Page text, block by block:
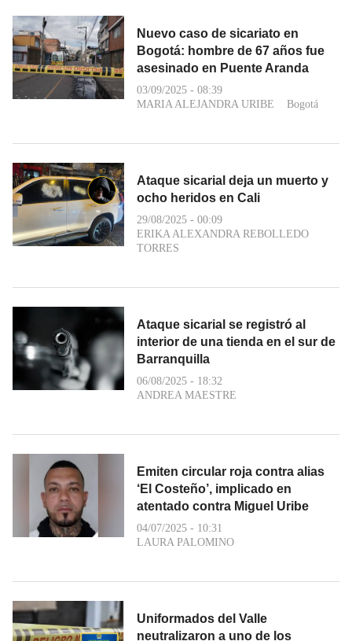
Nuevo caso de sicariato en
Bogotá: hombre de 67 años fue
asesinado en Puente Aranda
03/09/2025 - 08:39
MARIA ALEJANDRA URIBE
Bogotá
Ataque sicarial deja un muerto y
ocho heridos en Cali
29/08/2025 - 00:09
ERIKA ALEXANDRA REBOLLEDO
TORRES
Ataque sicarial se registró al
interior de una tienda en el sur de
Barranquilla
06/08/2025 - 18:32
ANDREA MAESTRE
Emiten circular roja contra alias
‘El Costeño’, implicado en
atentado contra Miguel Uribe
04/07/2025 - 10:31
LAURA PALOMINO
Uniformados del Valle
neutralizaron a uno de los